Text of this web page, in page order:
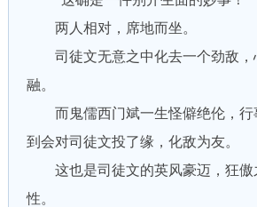
两人相对，席地而坐。
司徒文无意之中化去一个劲敌，
融。
而鬼儒西门斌一生怪僻绝伦，行
到会对司徒文投了缘，化敌为友。
这也是司徒文的英风豪迈，狂傲
性。